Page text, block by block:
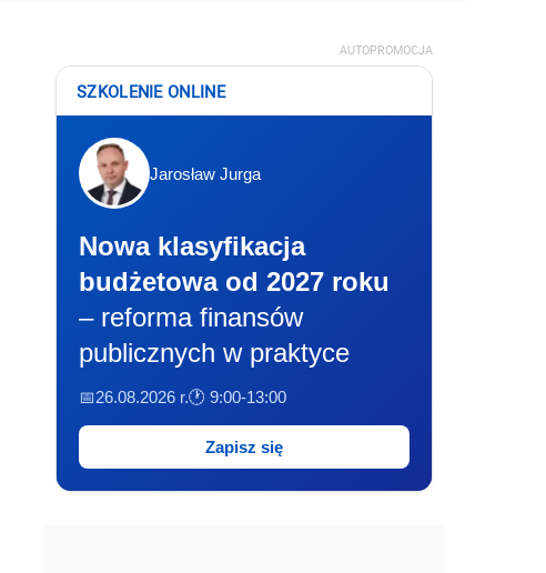
AUTOPROMOCJA
SZKOLENIE ONLINE
Jarosław Jurga
Nowa klasyfikacja
budżetowa od 2027 roku
– reforma finansów
publicznych w praktyce
📅26.08.2026 r.🕐 9:00-13:00
Zapisz się